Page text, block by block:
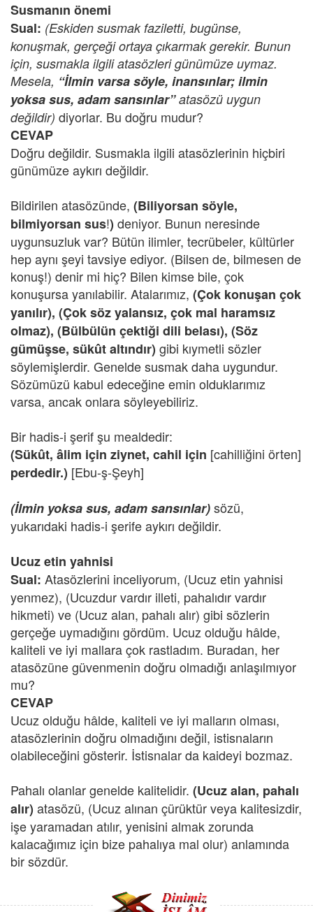
Susmanın önemi
Sual: (Eskiden susmak faziletti, bugünse,
konuşmak, gerçeği ortaya çıkarmak gerekir. Bunun
için, susmakla ilgili atasözleri günümüze uymaz.
Mesela, “İlmin varsa söyle, inansınlar; ilmin
yoksa sus, adam sansınlar”atasözü uygun
değildir) diyorlar. Bu doğru mudur?
CEVAP
Doğru değildir. Susmakla ilgili atasözlerinin hiçbiri
günümüze aykırı değildir.
Bildirilen atasözünde, (Biliyorsan söyle,
bilmiyorsan sus!) deniyor. Bunun neresinde
uygunsuzluk var? Bütün ilimler, tecrübeler, kültürler
hep aynı şeyi tavsiye ediyor. (Bilsen de, bilmesen de
konuş!) denir mi hiç? Bilen kimse bile, çok
konuşursa yanılabilir. Atalarımız, (Çok konuşan çok
yanılır), (Çok söz yalansız, çok mal haramsız
olmaz), (Bülbülün çektiği dili belası), (Söz
gümüşse, sükût altındır) gibi kıymetli sözler
söylemişlerdir. Genelde susmak daha uygundur.
Sözümüzü kabul edeceğine emin olduklarımız
varsa, ancak onlara söyleyebiliriz.
Bir hadis-i şerif şu mealdedir:
(Sükût, âlim için ziynet, cahil için [cahilliğini örten]
perdedir.) [Ebu-ş-Şeyh]
(İlmin yoksa sus, adam sansınlar)sözü,
yukarıdaki hadis-i şerife aykırı değildir.
Ucuz etin yahnisi
Sual: Atasözlerini inceliyorum, (Ucuz etin yahnisi
yenmez), (Ucuzdur vardır illeti, pahalıdır vardır
hikmeti) ve (Ucuz alan, pahalı alır) gibi sözlerin
gerçeğe uymadığını gördüm. Ucuz olduğu hâlde,
kaliteli ve iyi mallara çok rastladım. Buradan, her
atasözüne güvenmenin doğru olmadığı anlaşılmıyor
mu?
CEVAP
Ucuz olduğu hâlde, kaliteli ve iyi malların olması,
atasözlerinin doğru olmadığını değil, istisnaların
olabileceğini gösterir. İstisnalar da kaideyi bozmaz.
Pahalı olanlar genelde kalitelidir. (Ucuz alan, pahalı
alır) atasözü, (Ucuz alınan çürüktür veya kalitesizdir,
işe yaramadan atılır, yenisini almak zorunda
kalacağımız için bize pahalıya mal olur) anlamında
bir sözdür.